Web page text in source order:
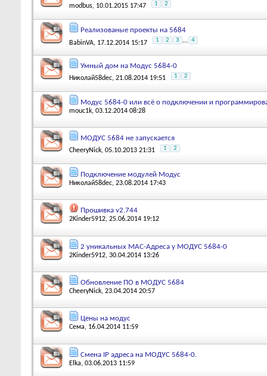
modbus, 10.01.2015 17:47 1 2
Реализованые проекты на 5684
BabinVA, 17.12.2014 15:17 1 2 3 ... 4
Умный дом на Модус 5684-0
Николай58dec, 21.08.2014 19:51 1 2
Модус 5684-0 или всё о подключении и
mouc1k, 03.12.2014 08:28
МОДУС 5684 не запускается
CheeryNick, 05.10.2013 21:31 1 2
Подключение модулей Модус
Николай58dec, 23.08.2014 17:43
Прошивка v2.744
2Kinder5912, 25.06.2014 19:12
2 уникальных MAC-Адреса у МОДУС 5684-0
2Kinder5912, 30.04.2014 13:26
Обновление ПО в МОДУС 5684
CheeryNick, 23.04.2014 20:57
Цены на модус
Сема, 16.04.2014 11:59
Смена IP адреса на МОДУС 5684-0.
Elka, 03.06.2013 11:59